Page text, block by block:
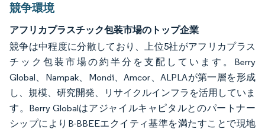
競争環境
アフリカプラスチック包装市場のトップ企業
競争は中程度に分散しており、上位5社がアフリカプラス
チック包装市場の約半分を支配しています。Berry
Global、Nampak、Mondi、Amcor、ALPLAが第一層を形成
し、規模、研究開発、リサイクルインフラを活用していま
す。Berry Globalはアジャイルキャピタルとのパートナー
シップによりB-BBEEエクイティ基準を満たすことで現地